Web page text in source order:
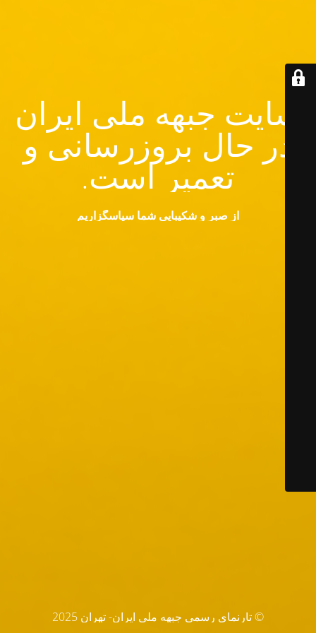
سایت جبهه ملی ایران
در حال بروزرسانی و
تعمیر است.
از صبر و شکیبایی شما سپاسگزاریم
© تارنماي رسمي جبهه ملي ايران- تهران 2025